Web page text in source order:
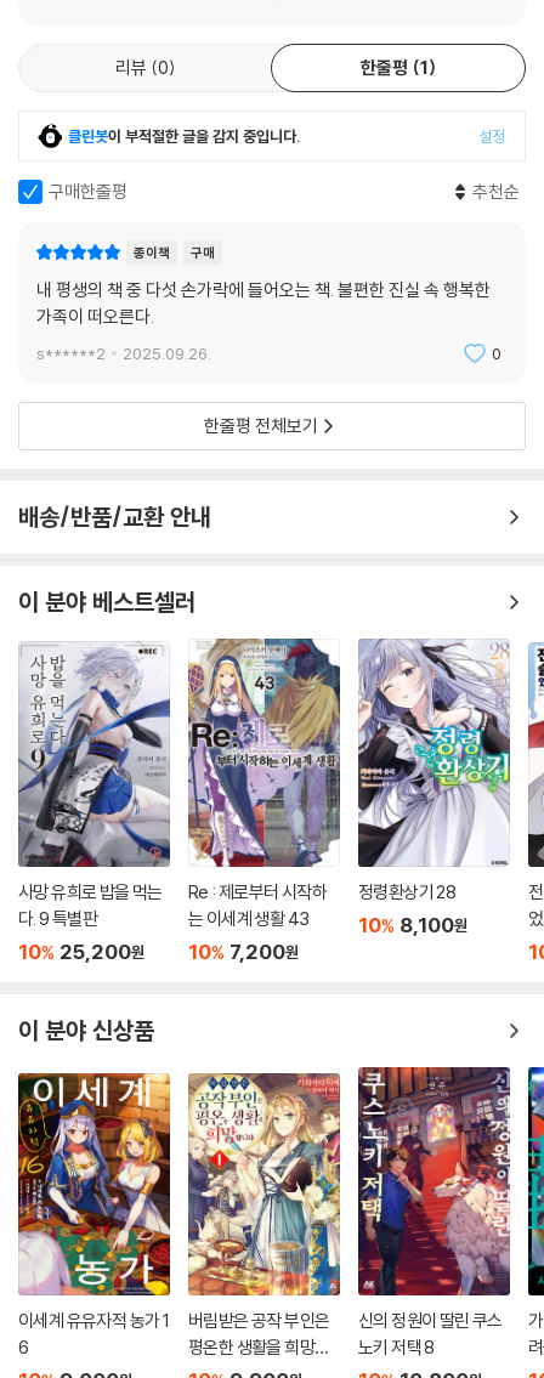
리뷰 0 한줄평 1
클린봇이 부적절한 글을 감지 중입니다. 설정
구매한줄평 추천순
종이책 구매
내 평생의 책 중 다섯 손가락에 들어오는 책. 불편한 진실 속 행복한
가족이 떠오른다.
s******2 2025.09.26. 0
한줄평 전체보기
배송/반품/교환 안내
이 분야 베스트셀러
사망 유희로 밥을 먹는
다. 9 특별판
10% 25,200원
Re : 제로부터 시작하
는 이세계 생활 43
10% 7,200원
정령환상기 28
10% 8,100원
이 분야 신상품
이세계 유유자적 농가 1
6
버림받은 공작 부인은
평온한 생활을 희망합
신의 정원이 딸린 쿠스
노키 저택 8